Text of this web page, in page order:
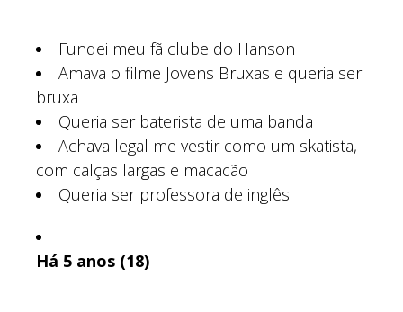
Fundei meu fã clube do Hanson
Amava o filme Jovens Bruxas e queria ser
bruxa
Queria ser baterista de uma banda
Achava legal me vestir como um skatista,
com calças largas e macacão
Queria ser professora de inglês
Há 5 anos (18)